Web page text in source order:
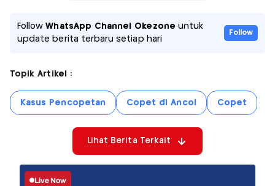
FollowWhatsApp Channel Okezone untuk
update berita terbaru setiap hari
Follow
Topik Artikel :
Kasus Pencopetan Copet di Ancol Copet
Lihat Berita Terkait
Live Now